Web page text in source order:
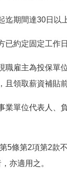
迄期間達30日以
已約定固定工作
職雇主為投保單
且領取薪資補貼
業單位代表人、
5條第2項第2款
亦適用之。